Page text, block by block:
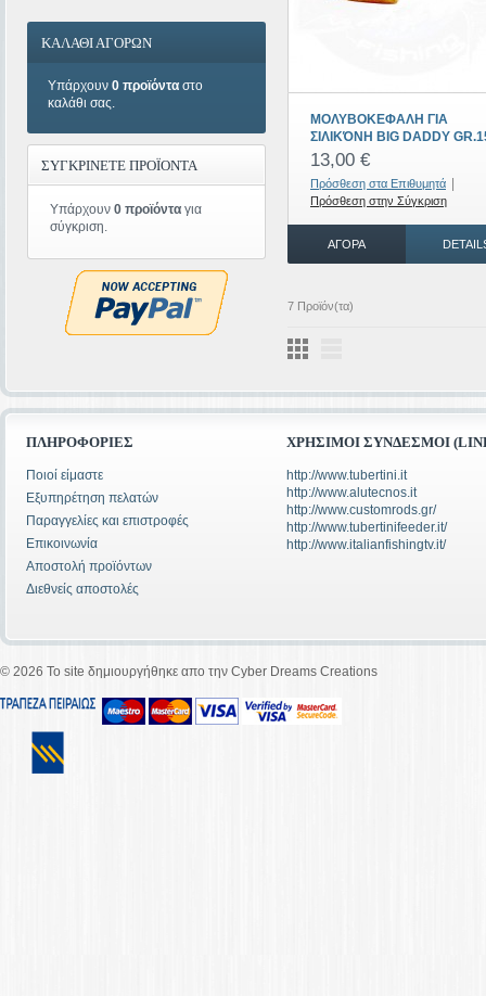
ΜΟΛΥΒΟΚΕΦΑΛΗ ΓΙΑ
ΣΙΛΙΚΌΝΗ BIG DADDY
13,00 €
Πρόσθεση στα Επιθυμητά
Πρόσθεση στην Σύγκριση
ΑΓΟΡΆ
7 Προϊόν(τα)
ΚΑΛΑΘΙ ΑΓΟΡΩΝ
Υπάρχουν 0 προϊόντα στο
καλάθι σας.
ΣΥΓΚΡΙΝΕΤΕ ΠΡΟΪΟΝΤΑ
Υπάρχουν 0 προϊόντα για
σύγκριση.
ΠΛΗΡΟΦΟΡΊΕΣ
Ποιοί είμαστε
Εξυπηρέτηση πελατών
Παραγγελίες και επιστροφές
Επικοινωνία
Αποστολή προϊόντων
Διεθνείς αποστολές
ΧΡΉΣΙΜΟΙ ΣΎΝΔΕΣΜΟΙ
http://www.tubertini.it
http://www.alutecnos.it
http://www.customrods.gr/
http://www.tubertinifeeder.it/
http://www.italianfishingtv.it/
© 2026 To site δημιουργήθηκε απο την Cyber Dreams Creations